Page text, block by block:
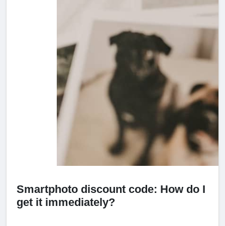
Smartphoto discount code: How do I
get it immediately?